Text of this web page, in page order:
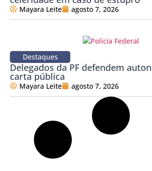
Mayara Leite agosto 7, 2026
Destaques
Delegados da PF defendem
carta pública
Mayara Leite agosto 7, 2026